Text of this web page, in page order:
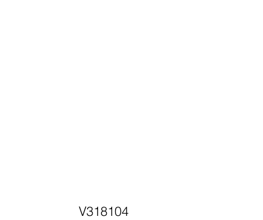
V318104